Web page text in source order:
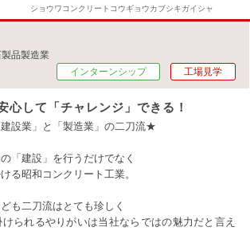
ショウワコンクリートコウギョウカブシキガイシャ
品製造業
インターンシップ
工場見学
心して「チャレンジ」できる！
設業」と「製造業」の二刀流★
「建設」を行うだけでなく
る昭和コンクリート工業。
も二刀流はとても珍しく
られるやりがいは当社ならではの魅力だと言え